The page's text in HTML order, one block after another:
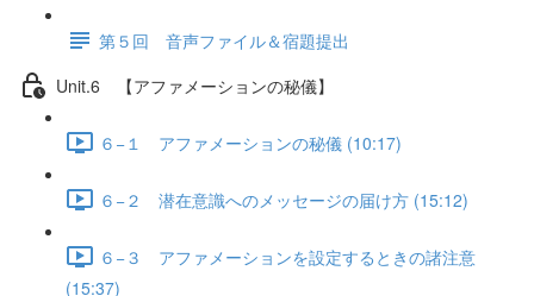
第５回 音声ファイル＆宿題提出
Unit.6 【アファメーションの秘儀】
６−１ アファメーションの秘儀 (10:17)
６−２ 潜在意識へのメッセージの届け方 (15:12)
６−３ アファメーションを設定するときの諸注意
(15:37)